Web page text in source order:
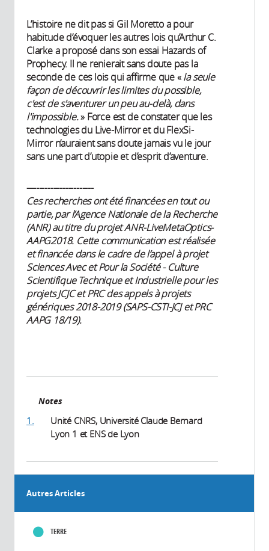
L’histoire ne dit pas si Gil Moretto a pour
habitude d’évoquer les autres lois qu’Arthur C.
Clarke a proposé dans son essai Hazards of
Prophecy. Il ne renierait sans doute pas la
seconde de ces lois qui affirme que «la seule
façon de découvrir les limites du possible,
c'est de s'aventurer un peu au-delà, dans
l'impossible.» Force est de constater que les
technologies du Live-Mirror et du FlexSi-
Mirror n’auraient sans doute jamais vu le jour
sans une part d’utopie et d’esprit d’aventure.
—--------------------
Ces recherches ont été financées en tout ou
partie, par l’Agence Nationale de la Recherche
(ANR) au titre du projet ANR-LiveMetaOptics-
AAPG2018. Cette communication est réalisée
et financée dans le cadre de l’appel à projet
Sciences Avec et Pour la Société - Culture
Scientifique Technique et Industrielle pour les
projets JCJC et PRC des appels à projets
génériques 2018-2019 (SAPS-CSTI-JCJ et PRC
AAPG 18/19).
Notes
1.
Unité CNRS, Université Claude Bernard
Lyon 1 et ENS de Lyon
Autres Articles
TERRE